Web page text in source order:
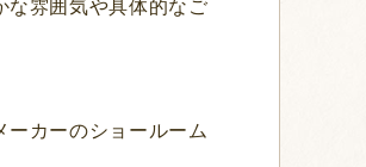
カーのショールーム